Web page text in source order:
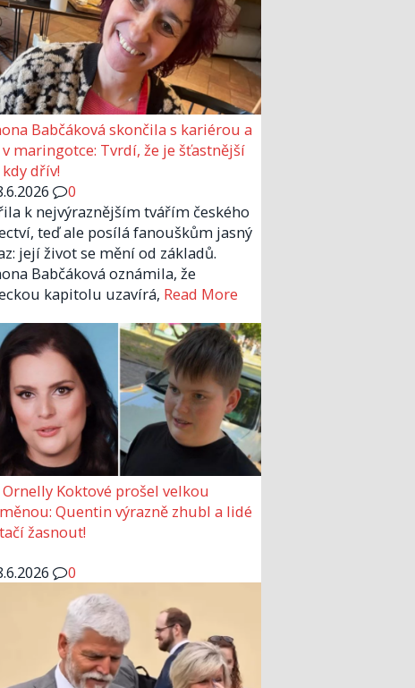
Babčáková skončila s kariérou a
maringotce: Tvrdí, že je šťastnější
dřív!
0
k nejvýraznějším tvářím českého
teď ale posílá fanouškům jasný
její život se mění od základů.
Babčáková oznámila, že
kapitolu uzavírá, Read More
Ornelly Koktové prošel velkou
Quentin výrazně zhubl a lidé
žasnout!
0